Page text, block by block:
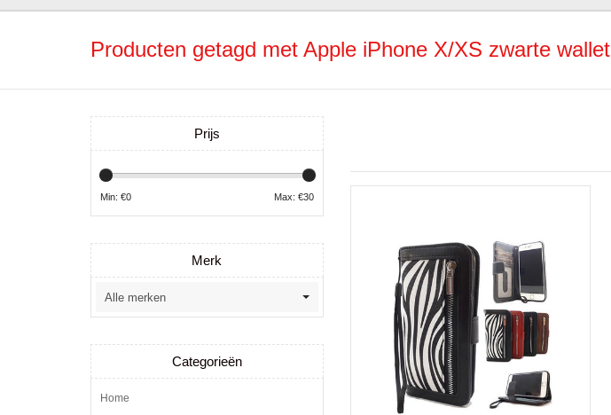
Producten getagd met Apple iPhone X/XS zwarte wallet
Prijs
Min: €0 Max: €30
Merk
Categorieën
Home